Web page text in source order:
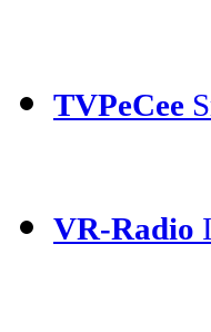
TVPeCee
VR-Radio